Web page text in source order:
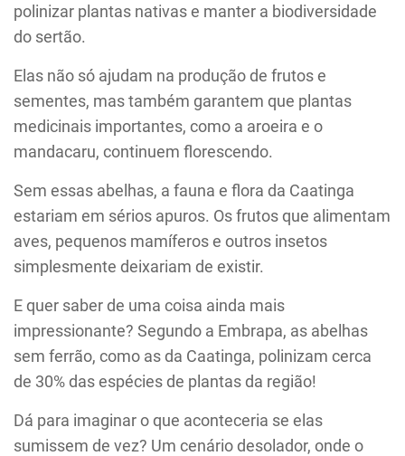
polinizar plantas nativas e manter a biodiversidade
do sertão.
Elas não só ajudam na produção de frutos e
sementes, mas também garantem que plantas
medicinais importantes, como a aroeira e o
mandacaru, continuem florescendo.
Sem essas abelhas, a fauna e flora da Caatinga
estariam em sérios apuros. Os frutos que alimentam
aves, pequenos mamíferos e outros insetos
simplesmente deixariam de existir.
E quer saber de uma coisa ainda mais
impressionante? Segundo a Embrapa, as abelhas
sem ferrão, como as da Caatinga, polinizam cerca
de 30% das espécies de plantas da região!
Dá para imaginar o que aconteceria se elas
sumissem de vez? Um cenário desolador, onde o